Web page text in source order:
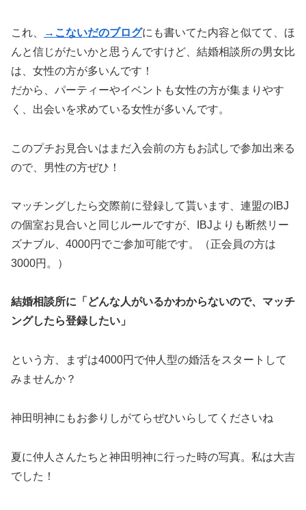
これ、 →こないだのブログにも書いてた内容と似てて、ほ
んと信じがたいかと思うんですけど、結婚相談所の男女比
は、女性の方が多いんです！
だから、パーティーやイベントも女性の方が集まりやす
く、出会いを求めている女性が多いんです。
このプチお見合いはまだ入会前の方もお試しで参加出来る
ので、男性の方ぜひ！
マッチングしたら交際前に登録して貰います、連盟のIBJ
の個室お見合いと同じルールですが、IBJよりも断然リー
ズナブル、4000円でご参加可能です。（正会員の方は
3000円。）
結婚相談所に「どんな人がいるかわからないので、マッチ
ングしたら登録したい」
という方、まずは4000円で仲人型の婚活をスタートして
みませんか？
神田明神にもお参りしがてらぜひいらしてくださいね
夏に仲人さんたちと神田明神に行った時の写真。私は大吉
でした！